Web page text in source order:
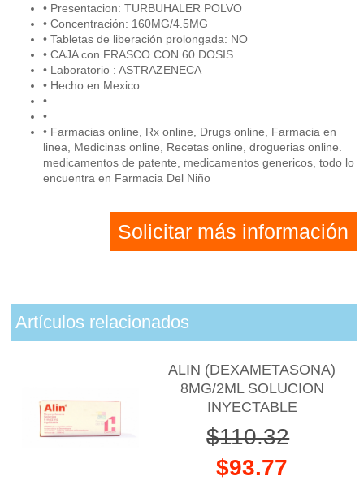
• Presentacion: TURBUHALER POLVO
• Concentración: 160MG/4.5MG
• Tabletas de liberación prolongada: NO
• CAJA con FRASCO CON 60 DOSIS
• Laboratorio : ASTRAZENECA
• Hecho en Mexico
•
•
• Farmacias online, Rx online, Drugs online, Farmacia en
linea, Medicinas online, Recetas online, droguerias online.
medicamentos de patente, medicamentos genericos, todo lo
encuentra en Farmacia Del Niño
Solicitar más información
Artículos relacionados
ALIN (DEXAMETASONA)
8MG/2ML SOLUCION
INYECTABLE
$110.32
$93.77